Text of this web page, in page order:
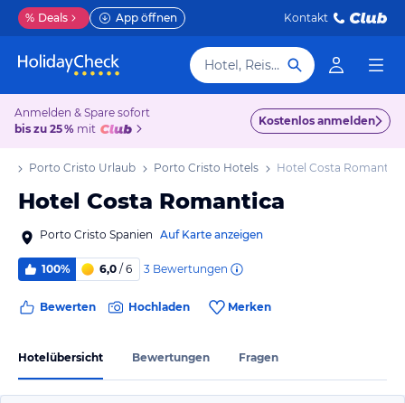
% Deals App öffnen Kontakt
Hotel, Reiseziel
Anmelden & Spare sofort
bis zu 25 % mit
Kostenlos anmelden
Porto Cristo Urlaub Porto Cristo Hotels Hotel Costa Romantica
Hotel Costa Romantica
Porto Cristo Spanien Auf Karte anzeigen
100% 6,0 / 6 3 Bewertungen
Bewerten Hochladen Merken
Hotelübersicht Bewertungen Fragen